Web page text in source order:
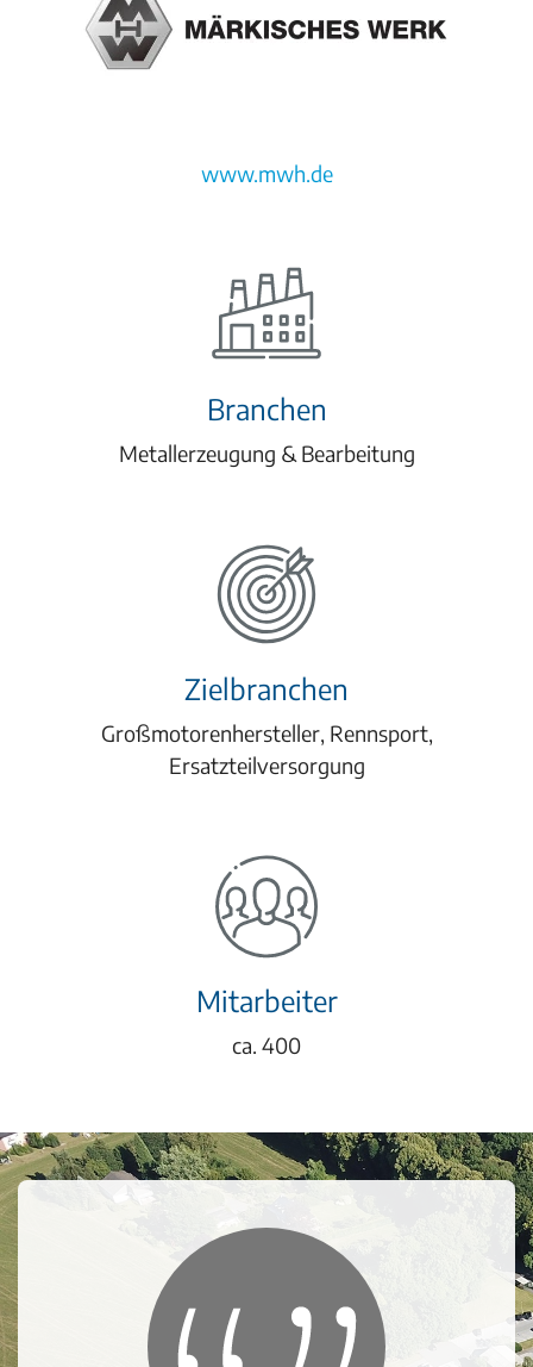
www.mwh.de
Branchen
Metallerzeugung & Bearbeitung
Zielbranchen
Großmotorenhersteller, Rennsport,
Ersatzteilversorgung
Mitarbeiter
ca. 400